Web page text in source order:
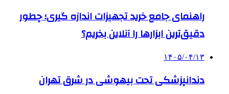
راهنمای جامع خرید تجهیزات اندازه گیری؛ چطور
دقیق‌ترین ابزارها را آنلاین بخریم؟
۱۴۰۵/۰۴/۱۳
دندانپزشکی تحت بیهوشی در شرق تهران